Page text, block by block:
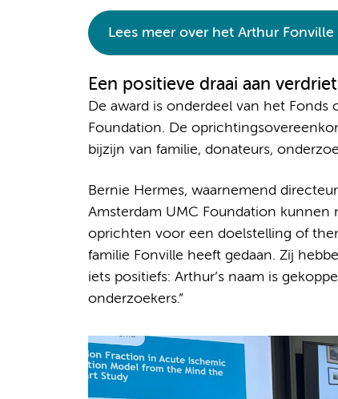
Lees meer over het Arthur Fonville
Een positieve draai aan verdriet
De award is onderdeel van het Fonds
Foundation. De
bijzijn van familie, donateurs,
Bernie Hermes, waarnemend
Amsterdam UMC Foundation kunnen
oprichten voor een doelstelling of
familie Fonville heeft gedaan. Zij
iets positiefs: Arthur’s naam is
onderzoekers.”